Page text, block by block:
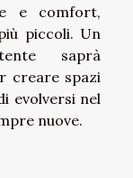
e comfort,
piccoli. Un
saprà
creare spazi
evolversi nel
nuove.